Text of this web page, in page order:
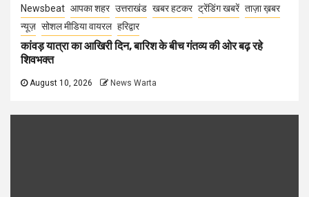
Newsbeat आपका शहर उत्तराखंड खबर हटकर ट्रेंडिंग खबरें ताज़ा ख़बर
न्यूज़ सोशल मीडिया वायरल हरिद्वार
कांवड़ यात्रा का आखिरी दिन, बारिश के बीच गंतव्य की ओर बढ़ रहे
शिवभक्त
August 10, 2026 News Warta